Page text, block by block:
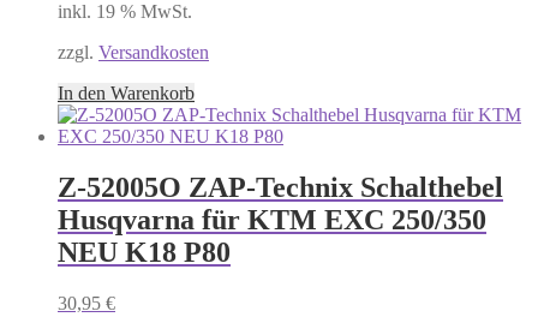
inkl. 19 % MwSt.
zzgl. Versandkosten
In den Warenkorb
Z-52005O ZAP-Technix Schalthebel
Husqvarna für KTM EXC 250/350
NEU K18 P80
30,95 €